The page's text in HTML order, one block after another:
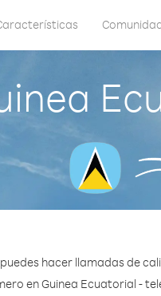
hacer llamadas de
en Guinea Ecuatorial -